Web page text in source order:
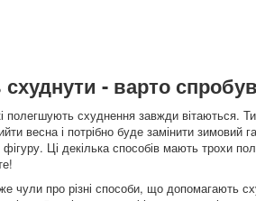
- варто
полегшують схуднення завжди вітаються.
весна і потрібно буде замінити зимовий
Ці декілька способів мають трохи
чули про різні способи, що допомагають